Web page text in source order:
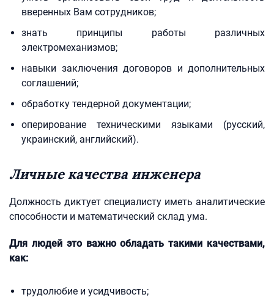
вверенных Вам сотрудников;
знать принципы работы различных
электромеханизмов;
навыки заключения договоров и дополнительных
соглашений;
обработку тендерной документации;
оперирование техническими языками (русский,
украинский, английский).
Личные качества инженера
Должность диктует специалисту иметь аналитические
способности и математический склад ума.
Для людей это важно обладать такими качествами,
как:
трудолюбие и усидчивость;